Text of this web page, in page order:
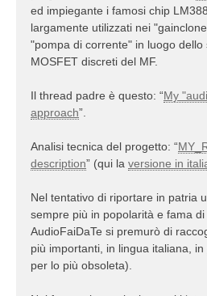
ed impiegante i famosi chip
largamente utilizzati nei
"pompa di corrente" in luogo dello
MOSFET discreti del MF.
Il thread padre è questo: “My
approach”.
Analisi tecnica del progetto: “
description” (qui la versione in
Nel tentativo di riportare in patria
sempre più in popolarità e fama di
AudioFaiDaTe si premurò di
più importanti, in lingua italiana, in
per lo più obsoleta).